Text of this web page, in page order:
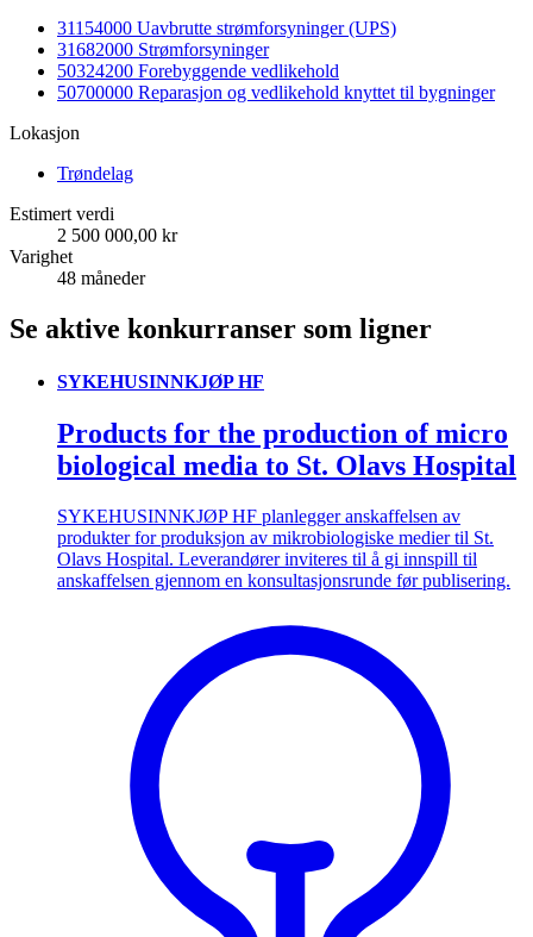
31154000 Uavbrutte strømforsyninger (UPS)
31682000 Strømforsyninger
50324200 Forebyggende vedlikehold
50700000 Reparasjon og vedlikehold knyttet til bygninger
Lokasjon
Trøndelag
Estimert verdi
2 500 000,00 kr
Varighet
48 måneder
Se aktive konkurranser som ligner
SYKEHUSINNKJØP HF
Products for the production of micro
biological media to St. Olavs Hospital
SYKEHUSINNKJØP HF planlegger anskaffelsen av
produkter for produksjon av mikrobiologiske medier til St.
Olavs Hospital. Leverandører inviteres til å gi innspill til
anskaffelsen gjennom en konsultasjonsrunde før publisering.